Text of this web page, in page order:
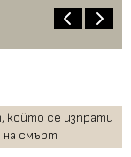
се изпрати
на смърт